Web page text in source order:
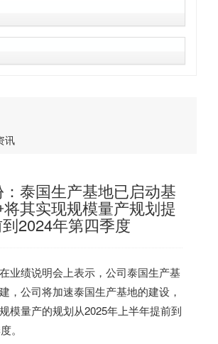
讯
泰国生产基地已启动基
其实现规模量产规划提
2024年第四季度
业绩说明会上表示，公司泰国生产基
，公司将加速泰国生产基地的建设，
模量产的规划从2025年上半年提前到
。